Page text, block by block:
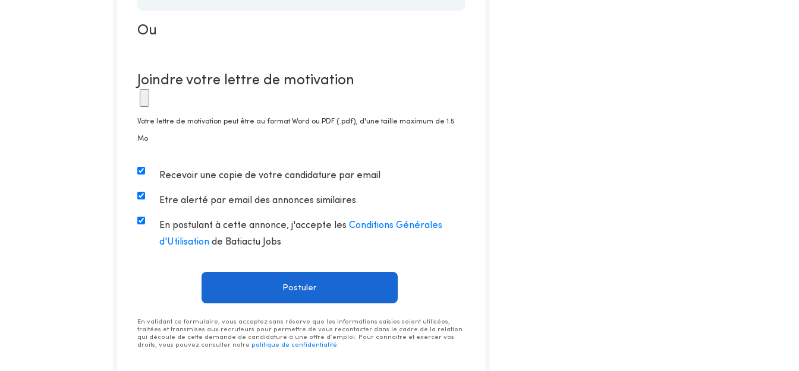
Ou
Joindre votre lettre de motivation
Votre lettre de motivation peut être au format Word ou PDF (.pdf), d'une taille maximum de 1.5
Mo
Recevoir une copie de votre candidature par email
Etre alerté par email des annonces similaires
En postulant à cette annonce, j'accepte les Conditions Générales
d'Utilisationde Batiactu Jobs
En validant ce formulaire, vous acceptez sans réserve que les informations saisies soient utilisées,
traitées et transmises aux recruteurs pour permettre de vous recontacter dans le cadre de la relation
qui découle de cette demande de candidature à une offre d’emploi. Pour connaitre et exercer vos
droits, vous pouvez consulter notre politique de confidentialité.